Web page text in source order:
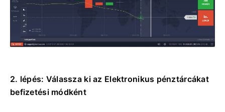
2. lépés: Válassza ki az Elektronikus pénztárcákat
befizetési módként